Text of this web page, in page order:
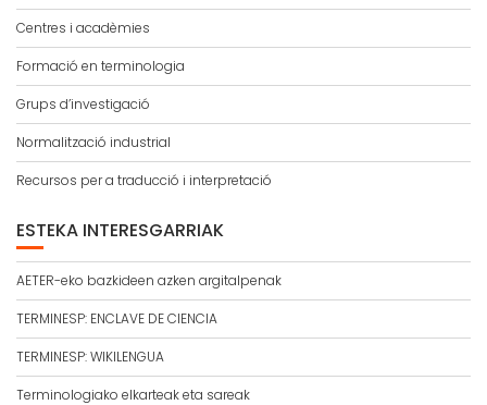
Centres i acadèmies
Formació en terminologia
Grups d’investigació
Normalització industrial
Recursos per a traducció i interpretació
ESTEKA INTERESGARRIAK
AETER-eko bazkideen azken argitalpenak
TERMINESP: ENCLAVE DE CIENCIA
TERMINESP: WIKILENGUA
Terminologiako elkarteak eta sareak